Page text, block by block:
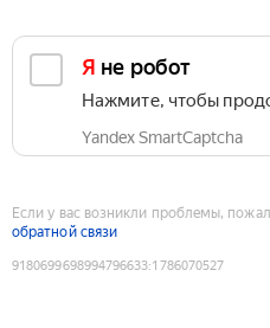
Я не робот
Нажмите, чтобы
Yandex SmartCaptcha
Если у вас возникли проблемы,
обратной связи
9180699698994796633:1786070527